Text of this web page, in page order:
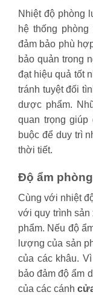
Nhiệt độ phòng
hệ thống
đảm bảo phù
bảo quản trong
đạt hiệu quả tốt
tránh tuyệt đối
dược phẩm.
quan trọng giúp
buộc để duy trì
thời tiết.
Độ ẩm phòng
Cùng với nhiệt
với quy trình sản
phẩm. Nếu độ
lượng của sản
của các khâu.
bảo đảm độ ẩm
của các cánh